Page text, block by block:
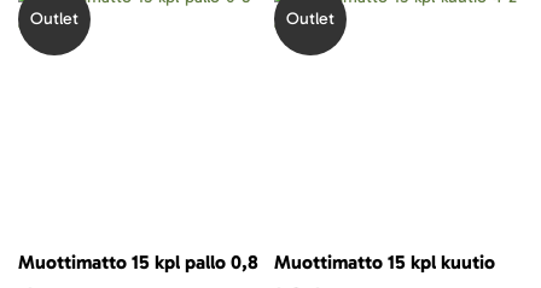
Outlet
Muottimatto 15 kpl pallo 0,8
Outlet
Muottimatto 15 kpl kuutio